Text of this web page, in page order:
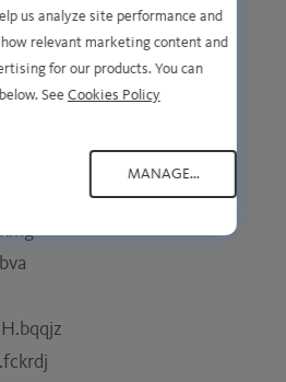
us analyze site performance and
relevant marketing content and
for our products. You can
See Cookies Policy
MANAGE...